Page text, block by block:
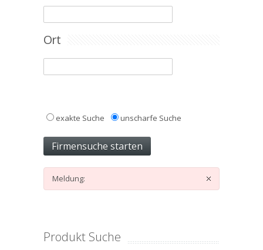
Ort
exakte Suche unscharfe Suche
Meldung:
Produkt Suche